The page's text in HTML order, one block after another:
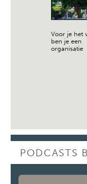
Voor je het
ben je een
organisatie
PODCASTS